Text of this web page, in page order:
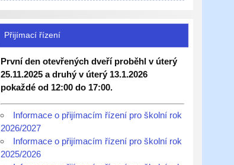
Přijímací řízení
První den otevřených dveří proběhl v úterý
25.11.2025 a druhý v úterý 13.1.2026
pokaždé od 12:00 do 17:00.
Informace o přijímacím řízení pro školní rok
2026/2027
Informace o přijímacím řízení pro školní rok
2025/2026